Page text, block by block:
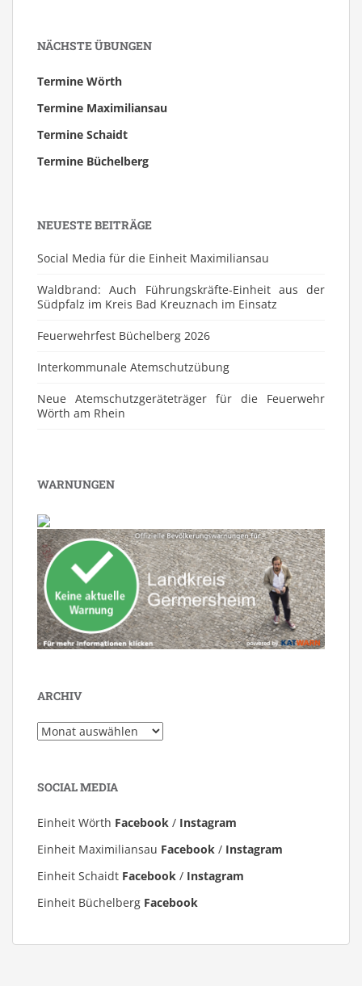
NÄCHSTE ÜBUNGEN
Termine Wörth
Termine Maximiliansau
Termine Schaidt
Termine Büchelberg
NEUESTE BEITRÄGE
Social Media für die Einheit Maximiliansau
Waldbrand: Auch Führungskräfte-Einheit aus der
Südpfalz im Kreis Bad Kreuznach im Einsatz
Feuerwehrfest Büchelberg 2026
⁠Interkommunale Atemschutzübung
Neue Atemschutzgeräteträger für die Feuerwehr
Wörth am Rhein
WARNUNGEN
ARCHIV
Archiv
SOCIAL MEDIA
Einheit Wörth Facebook / Instagram
Einheit Maximiliansau Facebook / Instagram
Einheit Schaidt Facebook / Instagram
Einheit Büchelberg Facebook